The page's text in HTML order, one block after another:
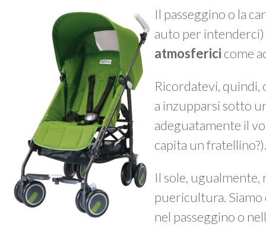
Il passeggino o la
auto per
atmosferici come
Ricordatevi, quindi,
a inzupparsi sotto
adeguatamente il
capita un fratellino?).
Il sole, ugualmente,
puericultura.
nel passeggino o